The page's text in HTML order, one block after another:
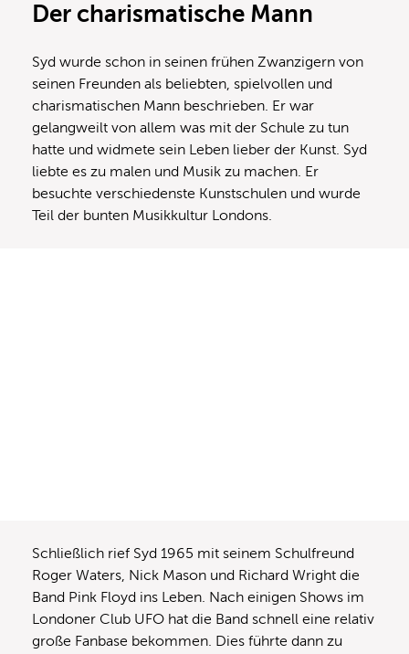
Der charismatische Mann
Syd wurde schon in seinen frühen Zwanzigern von
seinen Freunden als beliebten, spielvollen und
charismatischen Mann beschrieben. Er war
gelangweilt von allem was mit der Schule zu tun
hatte und widmete sein Leben lieber der Kunst. Syd
liebte es zu malen und Musik zu machen. Er
besuchte verschiedenste Kunstschulen und wurde
Teil der bunten Musikkultur Londons.
Schließlich rief Syd 1965 mit seinem Schulfreund
Roger Waters, Nick Mason und Richard Wright die
Band Pink Floyd ins Leben. Nach einigen Shows im
Londoner Club UFO hat die Band schnell eine relativ
große Fanbase bekommen. Dies führte dann zu